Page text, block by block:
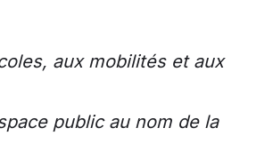
aux mobilités et aux
public au nom de la